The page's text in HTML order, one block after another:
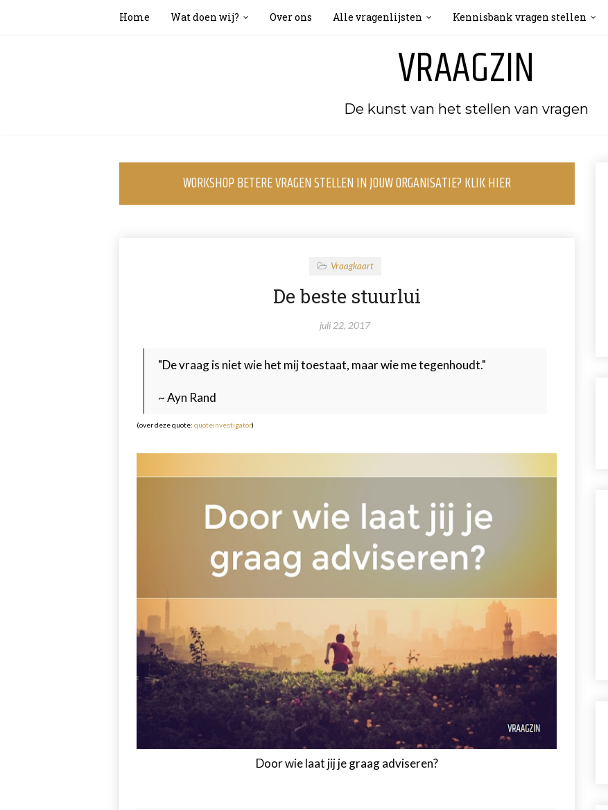
VRAAGZIN
De kunst van het stellen van vragen
Home Wat doen wij? Over ons Alle vragenlijsten Kennisbank vragen stellen
WORKSHOP BETERE VRAGEN STELLEN IN JOUW ORGANISATIE? KLIK HIER
Vraagkaart
De beste stuurlui
juli 22, 2017
"De vraag is niet wie het mij toestaat, maar wie me tegenhoudt."
~ Ayn Rand
(over deze quote: quoteinvestigator)
Door wie laat jij je graag adviseren?